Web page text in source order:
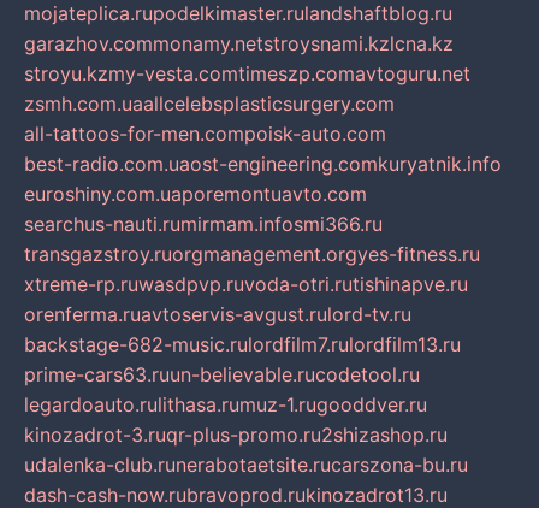
mojateplica.rupodelkimaster.rulandshaftblog.ru
garazhov.commonamy.netstroysnami.kzlcna.kz
stroyu.kzmy-vesta.comtimeszp.comavtoguru.net
zsmh.com.uaallcelebsplasticsurgery.com
all-tattoos-for-men.compoisk-auto.com
best-radio.com.uaost-engineering.comkuryatnik.info
euroshiny.com.uaporemontuavto.com
searchus-nauti.rumirmam.infosmi366.ru
transgazstroy.ruorgmanagement.orgyes-fitness.ru
xtreme-rp.ruwasdpvp.ruvoda-otri.rutishinapve.ru
orenferma.ruavtoservis-avgust.rulord-tv.ru
backstage-682-music.rulordfilm7.rulordfilm13.ru
prime-cars63.ruun-believable.rucodetool.ru
legardoauto.rulithasa.rumuz-1.rugooddver.ru
kinozadrot-3.ruqr-plus-promo.ru2shizashop.ru
udalenka-club.runerabotaetsite.rucarszona-bu.ru
dash-cash-now.rubravoprod.rukinozadrot13.ru